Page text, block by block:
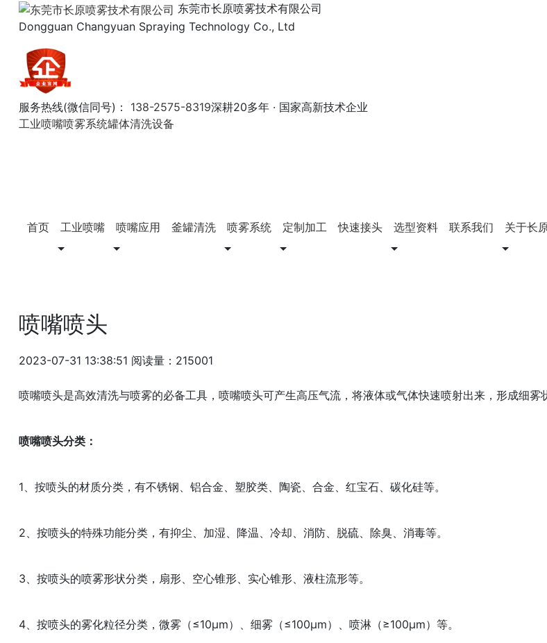
东莞市长原喷雾技术有限公司
Dongguan Changyuan Spraying Technology Co., Ltd
服务热线(微信同号)： 138-2575-8319深耕20多年 · 国家高新技术企业
工业喷嘴喷雾系统罐体清洗设备
首页 工业喷嘴 喷嘴应用 釜罐清洗 喷雾系统 定制加工 快速接头 选型资料 联系我们 关于长
喷嘴喷头
2023-07-31 13:38:51 阅读量：215001
喷嘴喷头是高效清洗与喷雾的必备工具，喷嘴喷头可产生高压气流，将液体或气体快速喷射出来，形成细
喷嘴喷头分类：
1、按喷头的材质分类，有不锈钢、铝合金、塑胶类、陶瓷、合金、红宝石、碳化硅等。
2、按喷头的特殊功能分类，有抑尘、加湿、降温、冷却、消防、脱硫、除臭、消毒等。
3、按喷头的喷雾形状分类，扇形、空心锥形、实心锥形、液柱流形等。
4、按喷头的雾化粒径分类，微雾（≤10μm）、细雾（≤100μm）、喷淋（≥100μm）等。